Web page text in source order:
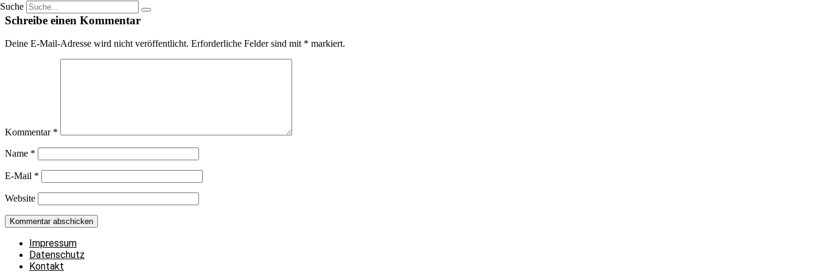
Suche
Schreibe einen Kommentar
Deine E-Mail-Adresse wird nicht veröffentlicht. Erforderliche Felder sind mit * markiert.
Kommentar *
Name *
E-Mail *
Website
Impressum
Datenschutz
Kontakt